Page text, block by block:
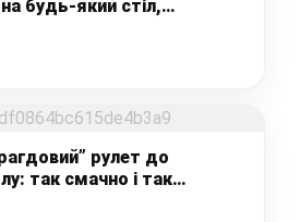
будь-який стіл,
і результат вас порадує
рулет до
так смачно і так
будуть в захваті